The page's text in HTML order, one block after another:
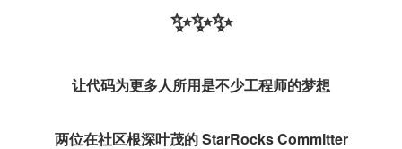
✨✨✨
让代码为更多人所用是不少工程师的梦想
两位在社区根深叶茂的 StarRocks Committer